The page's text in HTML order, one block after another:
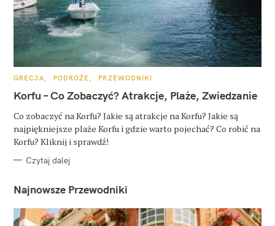
K
T
E
O
R
I
GRECJA PODRÓŻE PRZEWODNIKI
Korfu – Co Zobaczyć? Atrakcje, Plaże, Zwiedzanie
Co zobaczyć na Korfu? Jakie są atrakcje na Korfu? Jakie są
najpiękniejsze plaże Korfu i gdzie warto pojechać? Co robić na
Korfu? Kliknij i sprawdź!
Czytaj dalej
Najnowsze Przewodniki